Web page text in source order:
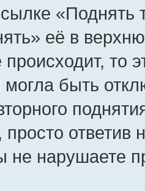
«Поднять
её в
происходит, то
могла быть
просто ответив
нарушаете